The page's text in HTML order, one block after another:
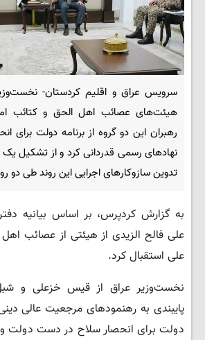
سرویس عراق و اقلیم کردستان-
هیئت‌های عصائب اهل الحق و کتائب
رهبران این دو گروه از برنامه دولت برای
نهادهای رسمی قدردانی کرد و از تشکیل
تدوین سازوکارهای اجرایی این روند طی دو
به گزارش کردپرس، بر اساس بیانیه
علی فالح الزیدی از هیئتی از ‌عصائب
علی استقبال کرد.
نخست‌وزیر عراق از ‌قیس خزعلی و
پایبندی به رهنمودهای مرجعیت عالی
دولت برای انحصار سلاح در دست دولت و